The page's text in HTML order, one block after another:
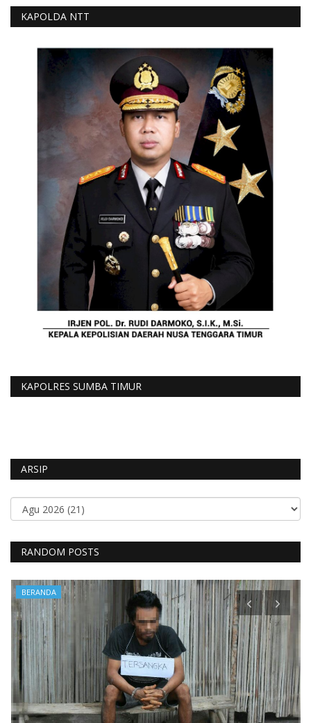
KAPOLDA NTT
KAPOLRES SUMBA TIMUR
ARSIP
RANDOM POSTS
BERANDA